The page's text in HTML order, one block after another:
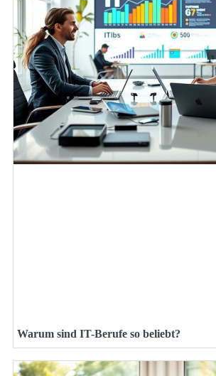
Warum sind IT-Berufe so beliebt?